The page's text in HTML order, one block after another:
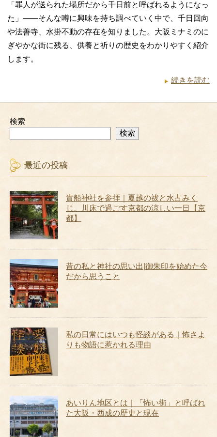
「罪人が送られた場所だから千日前と呼ばれるようになっ
た」――そんな噂に興味を持ち調べていく中で、千日回向
や法善寺、水掛不動の存在を知りました。大阪ミナミのに
ぎやかな街に残る、供養と祈りの歴史をわかりやすく紹介
します。
続きを読む
検索
検索
最近の投稿
貴船神社を参拝｜夏越の祓と水占みく
じ、川床で過ごす京都の涼しい一日【京
都】
昔の私と神社の思い出|御朱印を始めた今
だから思うこと
私の日常にはいつも怪談がある｜怖さよ
りも物語に惹かれる理由
あいりん地区とは｜「怖い街」と呼ばれ
た大阪・西成の歴史と現在